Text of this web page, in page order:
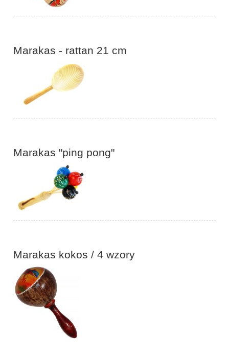
Marakas - rattan 21 cm
Marakas "ping pong"
Marakas kokos / 4 wzory